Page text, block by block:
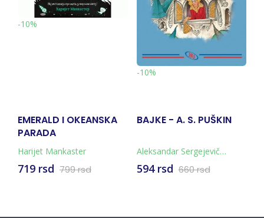
-10%
EMERALD I OKEANSKA
PARADA
Harijet Mankaster
719 rsd 799 rsd
-10%
BAJKE - A. S. PUŠKIN
Aleksandar Sergejevič
Puškin
594 rsd 660 rsd